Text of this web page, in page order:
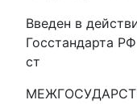
Введен в
Госстандарта
ст